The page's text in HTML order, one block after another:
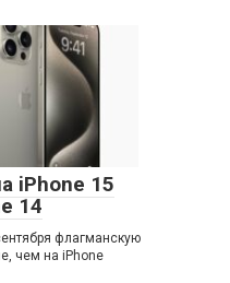
iPhone 15
14
флагманскую
чем на iPhone